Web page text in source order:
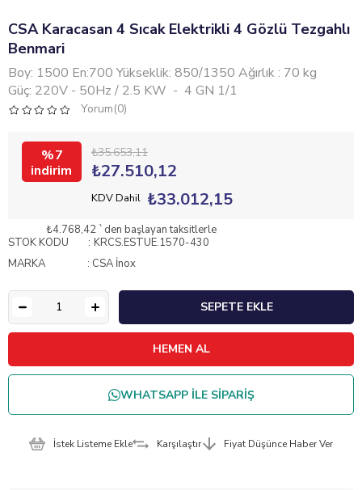
CSA Karacasan 4 Sıcak Elektrikli 4 Gözlü Tezgahlı
Benmari
Boy: 1500 En:700 Yükseklik: 850/1350 Ağırlık : 70 kg
Güç: 220V - 50Hz / 2.5 KW - 4 GN 1/1
Yorum(0)
7 ₺35.653,11
₺27.510,12
KDV Dahil ₺33.012,15
₺4.768,42 `den başlayan taksitlerle
STOK KODU
KRCS.ESTUE.1570-430
MARKA
: CSA İnox
WHATSAPP İLE SİPARİŞ
İstek Listeme Ekle Karşılaştır Fiyat Düşünce Haber Ver